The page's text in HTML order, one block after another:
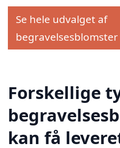
Se hele udvalget af
Forskellige
kan få